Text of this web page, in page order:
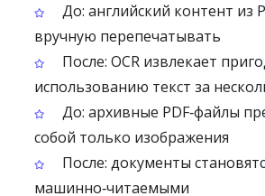
До: английский контент из
вручную перепечатывать
После: OCR извлекает
использованию текст за
До: архивные PDF‑файлы
собой только изображения
После: документы
машинно‑читаемыми